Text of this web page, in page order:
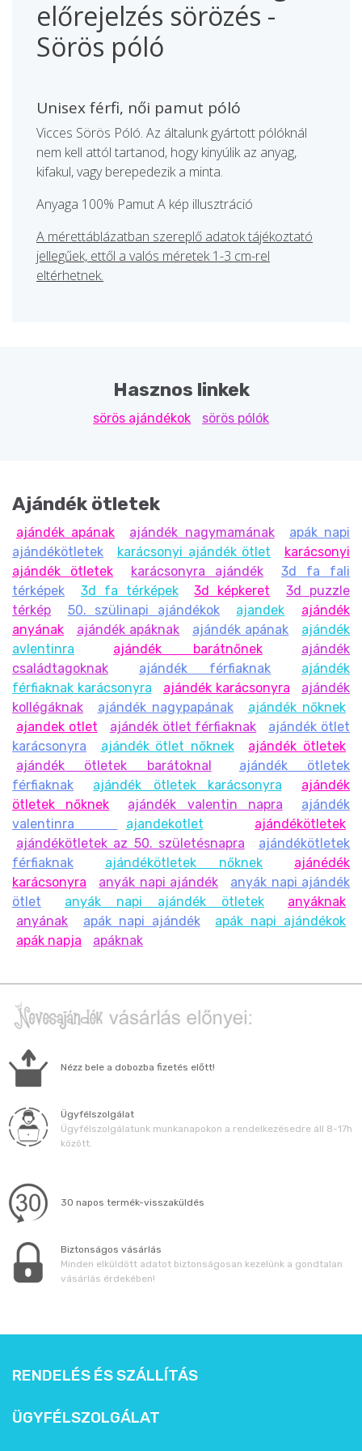
előrejelzés sörözés -
Sörös póló
Unisex férfi, női pamut póló
Vicces Sörös Póló. Az általunk gyártott pólóknál
nem kell attól tartanod, hogy kinyúlik az anyag,
kifakul, vagy berepedezik a minta.
Anyaga 100% Pamut A kép illusztráció
A mérettáblázatban szereplő adatok tájékoztató
jellegűek, ettől a valós méretek 1-3 cm-rel
eltérhetnek.
Hasznos linkek
sörös ajándékok sörös pólók
Ajándék ötletek
ajándék apának ajándék nagymamának
apák napi
ajándékötletek
karácsonyi ajándék ötlet
karácsonyi
ajándék ötletek
karácsonyra ajándék
3d fa fali
térképek
3d fa térképek 3d képkeret
3d puzzle
térkép
50. szülinapi ajándékok ajandek
ajándék
anyának
ajándék apáknak ajándék apának
ajándék
avlentinra
ajándék barátnőnek
ajándék
családtagoknak
ajándék férfiaknak
ajándék
férfiaknak karácsonyra
ajándék karácsonyra
ajándék
kollégáknak
ajándék nagypapának
ajándék nőknek
ajandek otlet
ajándék ötlet férfiaknak
ajándék ötlet
karácsonyra
ajándék ötlet nőknek
ajándék ötletek
ajándék ötletek barátoknal
ajándék ötletek
férfiaknak
ajándék ötletek karácsonyra
ajándék
ötletek nőknek
ajándék valentin napra
ajándék
valentinra
ajandekotlet
ajándékötletek
ajándékötletek az 50. születésnapra
ajándékötletek
férfiaknak
ajándékötletek nőknek
ajánédék
karácsonyra
anyák napi ajándék
anyák napi ajándék
ötlet
anyák napi ajándék ötletek
anyáknak
anyának
apák napi ajándék
apák napi ajándékok
apák napja
apáknak
Nézz bele a dobozba fizetés előtt!
Ügyfélszolgálat
Ügyfélszolgálatunk munkanapokon a rendelkezésedre áll 8-17h
között.
30 napos termék-visszaküldés
Biztonságos vásárlás
Minden elküldött adatot biztonságosan kezelünk a gondtalan
vásárlás érdekében!
RENDELÉS ÉS SZÁLLÍTÁS
ÜGYFÉLSZOLGÁLAT